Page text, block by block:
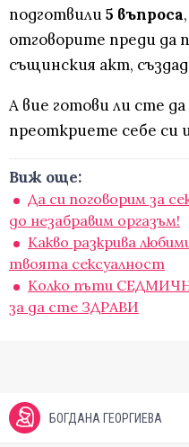
подготвили5 въпроса
отговорите преди да
същинския акт,
А вие готови ли сте
преоткриете себе си
Виж още:
Да си поговорим за
до незабравим оргазъм!
Какво разкрива
твоята сексуалност
Колко пъти
за да сте ЗДРАВИ
БОГДАНА ГЕОРГИЕВА